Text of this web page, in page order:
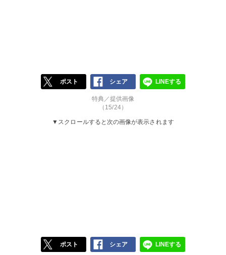
ポスト シェア LINEする
特典／提供画像
（15/24）
▼スクロールすると次の画像が表示されます
ポスト シェア LINEする